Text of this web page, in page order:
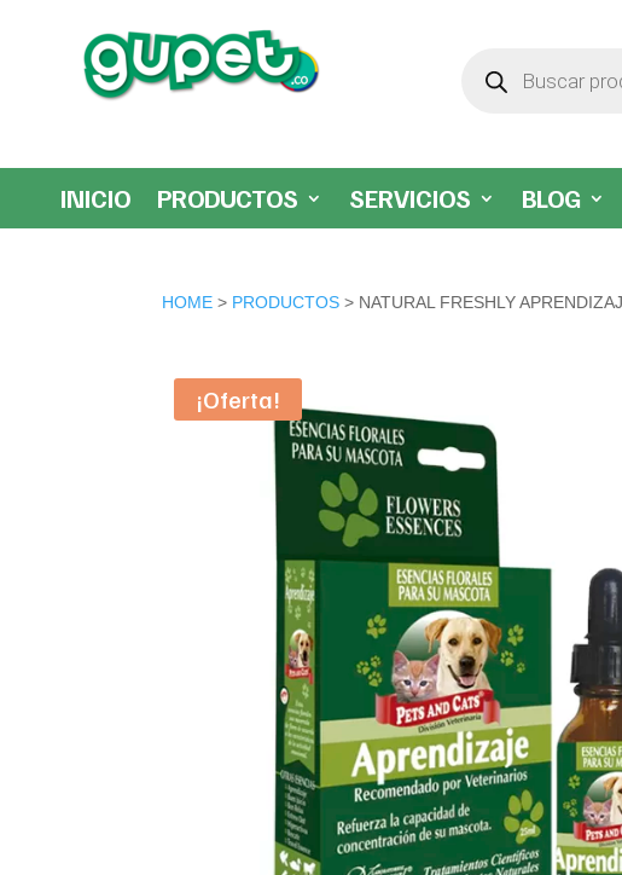
productos
INICIO PRODUCTOS SERVICIOS BLOG
HOME > PRODUCTOS > NATURAL FRESHLY
¡Oferta!